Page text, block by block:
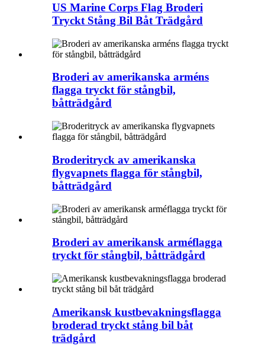
US Marine Corps Flag Broderi
Tryckt Stång Bil Båt Trädgård
Broderi av amerikanska arméns
flagga tryckt för stångbil,
båtträdgård
Broderitryck av amerikanska
flygvapnets flagga för stångbil,
båtträdgård
Broderi av amerikansk arméflagga
tryckt för stångbil, båtträdgård
Amerikansk kustbevakningsflagga
broderad tryckt stång bil båt
trädgård